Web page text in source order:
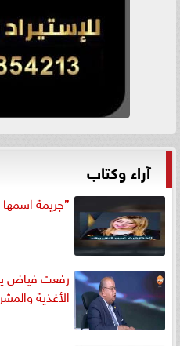
آراء وكتاب
”جريمة
رفعت فياض
الأغذية